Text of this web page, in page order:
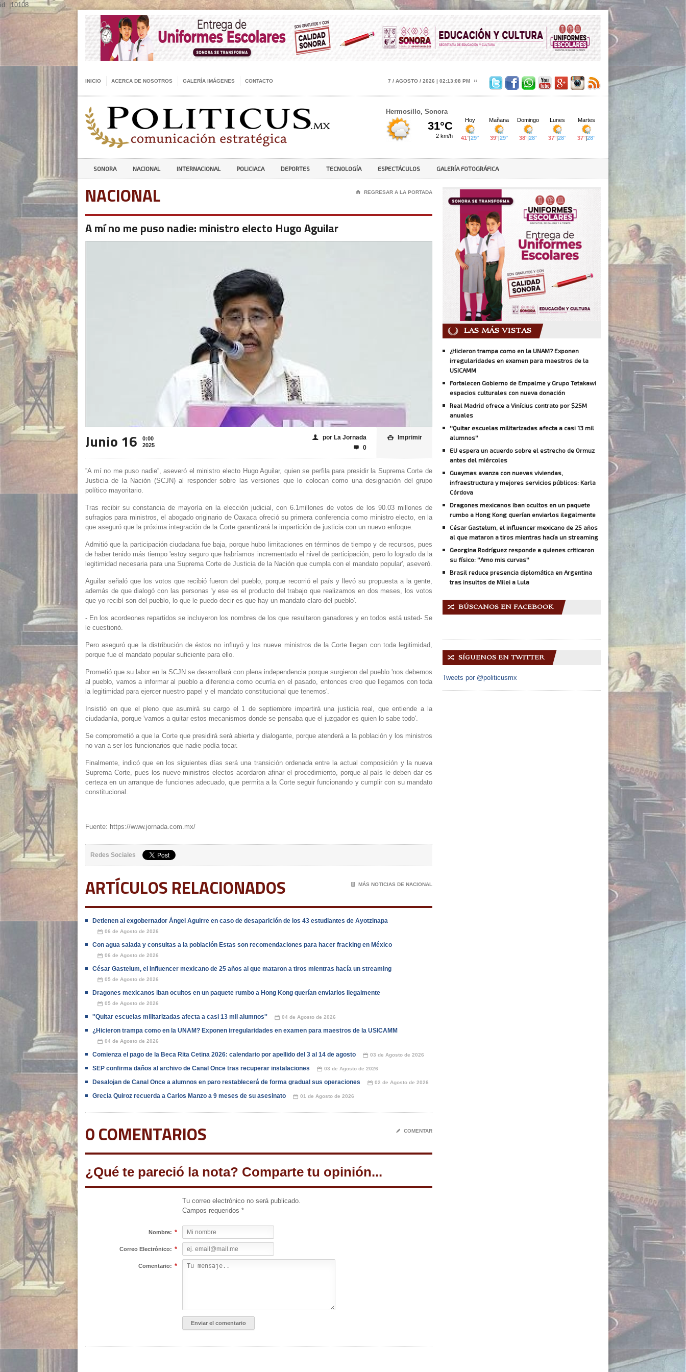
id: |10108
INICIO ACERCA DE NOSOTROS GALERÍA IMÁGENES CONTACTO 7 / AGOSTO / 2026 | 02:13:09 PM
Hermosillo, Sonora
SONORA NACIONAL INTERNACIONAL POLICIACA DEPORTES TECNOLOGÍA ESPECTÁCULOS GALERÍA FOTOGRÁFICA
NACIONAL ⌂ REGRESAR A LA PORTADA
A mí no me puso nadie: ministro electo Hugo Aguilar
Junio 16
0:00
2025
 Imprimir
👤 por La Jornada
 0
''A mí no me puso nadie'', aseveró el ministro electo Hugo Aguilar, quien se perfila para presidir la Suprema Corte de
Justicia de la Nación (SCJN) al responder sobre las versiones que lo colocan como una designación del grupo
político mayoritario.
Tras recibir su constancia de mayoría en la elección judicial, con 6.1millones de votos de los 90.03 millones de
sufragios para ministros, el abogado originario de Oaxaca ofreció su primera conferencia como ministro electo, en la
que aseguró que la próxima integración de la Corte garantizará la impartición de justicia con un nuevo enfoque.
Admitió que la participación ciudadana fue baja, porque hubo limitaciones en términos de tiempo y de recursos, pues
de haber tenido más tiempo 'estoy seguro que habríamos incrementado el nivel de participación, pero lo logrado da la
legitimidad necesaria para una Suprema Corte de Justicia de la Nación que cumpla con el mandato popular', aseveró.
Aguilar señaló que los votos que recibió fueron del pueblo, porque recorrió el país y llevó su propuesta a la gente,
además de que dialogó con las personas 'y ese es el producto del trabajo que realizamos en dos meses, los votos
que yo recibí son del pueblo, lo que le puedo decir es que hay un mandato claro del pueblo'.
- En los acordeones repartidos se incluyeron los nombres de los que resultaron ganadores y en todos está usted- Se
le cuestionó.
Pero aseguró que la distribución de éstos no influyó y los nueve ministros de la Corte llegan con toda legitimidad,
porque fue el mandato popular suficiente para ello.
Prometió que su labor en la SCJN se desarrollará con plena independencia porque surgieron del pueblo 'nos debemos
al pueblo, vamos a informar al pueblo a diferencia como ocurría en el pasado, entonces creo que llegamos con toda
la legitimidad para ejercer nuestro papel y el mandato constitucional que tenemos'.
Insistió en que el pleno que asumirá su cargo el 1 de septiembre impartirá una justicia real, que entiende a la
ciudadanía, porque 'vamos a quitar estos mecanismos donde se pensaba que el juzgador es quien lo sabe todo'.
Se comprometió a que la Corte que presidirá será abierta y dialogante, porque atenderá a la población y los ministros
no van a ser los funcionarios que nadie podía tocar.
Finalmente, indicó que en los siguientes días será una transición ordenada entre la actual composición y la nueva
Suprema Corte, pues los nueve ministros electos acordaron afinar el procedimiento, porque al país le deben dar es
certeza en un arranque de funciones adecuado, que permita a la Corte seguir funcionando y cumplir con su mandato
constitucional.
Fuente: https://www.jornada.com.mx/
Redes Sociales
ARTÍCULOS RELACIONADOS 📄 MÁS NOTICIAS DE NACIONAL
Detienen al exgobernador Ángel Aguirre en caso de desaparición de los 43 estudiantes de Ayotzinapa
📅 06 de Agosto de 2026
Con agua salada y consultas a la población Estas son recomendaciones para hacer fracking en México
📅 06 de Agosto de 2026
César Gastelum, el influencer mexicano de 25 años al que mataron a tiros mientras hacía un streaming
📅 05 de Agosto de 2026
Dragones mexicanos iban ocultos en un paquete rumbo a Hong Kong querían enviarlos ilegalmente
📅 05 de Agosto de 2026
''Quitar escuelas militarizadas afecta a casi 13 mil alumnos'' 📅 04 de Agosto de 2026
¿Hicieron trampa como en la UNAM? Exponen irregularidades en examen para maestros de la USICAMM
📅 04 de Agosto de 2026
Comienza el pago de la Beca Rita Cetina 2026: calendario por apellido del 3 al 14 de agosto 📅 03 de Agosto de 2026
SEP confirma daños al archivo de Canal Once tras recuperar instalaciones 📅 03 de Agosto de 2026
Desalojan de Canal Once a alumnos en paro restablecerá de forma gradual sus operaciones 📅 02 de Agosto de 2026
Grecia Quiroz recuerda a Carlos Manzo a 9 meses de su asesinato 📅 01 de Agosto de 2026
0 COMENTARIOS ✎ COMENTAR
¿Qué te pareció la nota? Comparte tu opinión...
Tu correo electrónico no será publicado.
Campos requeridos *
Nombre: *
Correo Electrónico: *
Comentario: *
LAS MÁS VISTAS
¿Hicieron trampa como en la UNAM? Exponen
irregularidades en examen para maestros de la
USICAMM
Fortalecen Gobierno de Empalme y Grupo Tetakawi
espacios culturales con nueva donación
Real Madrid ofrece a Vinícius contrato por $25M
anuales
''Quitar escuelas militarizadas afecta a casi 13 mil
alumnos''
EU espera un acuerdo sobre el estrecho de Ormuz
antes del miércoles
Guaymas avanza con nuevas viviendas,
infraestructura y mejores servicios públicos: Karla
Córdova
Dragones mexicanos iban ocultos en un paquete
rumbo a Hong Kong querían enviarlos ilegalmente
César Gastelum, el influencer mexicano de 25 años
al que mataron a tiros mientras hacía un streaming
Georgina Rodríguez responde a quienes criticaron
su físico: ''Amo mis curvas''
Brasil reduce presencia diplomática en Argentina
tras insultos de Milei a Lula
🔀 BÚSCANOS EN FACEBOOK
🔀 SÍGUENOS EN TWITTER
Tweets por @politicusmx